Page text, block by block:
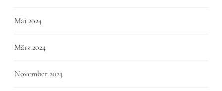
Mai 2024
März 2024
November 2023